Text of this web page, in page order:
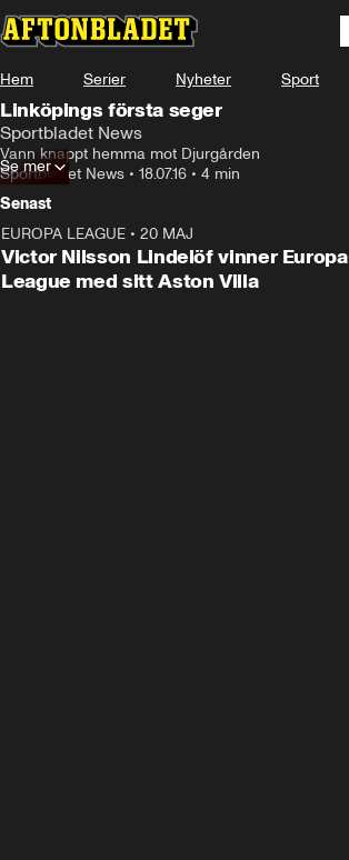
Hem Serier Nyheter Sport
Linköpings första seger
Sportbladet News
Vann knappt hemma mot Djurgården
Sportbladet News • 18.07.16 • 4 min
Se mer
Senast
EUROPA LEAGUE • 20 MAJ
Victor Nilsson Lindelöf vinner Europa
League med sitt Aston Villa